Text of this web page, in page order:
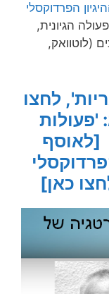
הפרדוקסלי
הגיונית,
(לוטוואק,
לחצו
[לאוסף
כאן]